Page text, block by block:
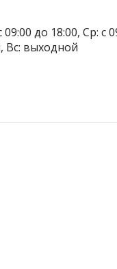
до 18:00, Ср: с
Вс: выходной